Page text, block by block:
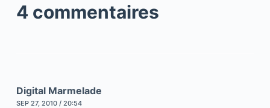
4 commentaires
Digital Marmelade
SEP 27, 2010 / 20:54